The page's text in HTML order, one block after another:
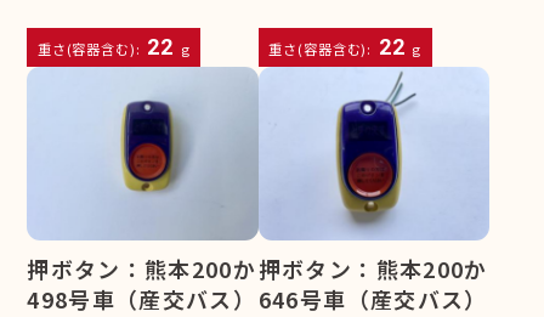
重さ(容器含む): 22 g 重さ(容器含む): 22 g
押ボタン：熊本200か
498号車（産交バス）
押ボタン：熊本200か
646号車（産交バス）